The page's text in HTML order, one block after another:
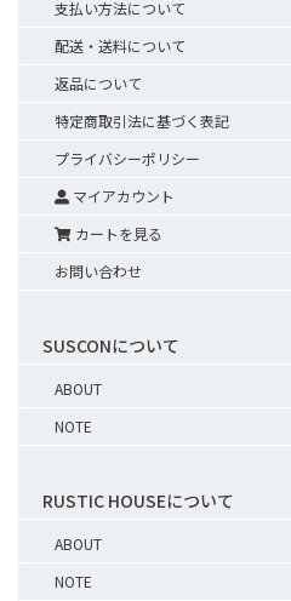
支払い方法について
配送・送料について
返品について
特定商取引法に基づく表記
プライバシーポリシー
マイアカウント
カートを見る
お問い合わせ
SUSCONについて
ABOUT
NOTE
RUSTIC HOUSEについて
ABOUT
NOTE